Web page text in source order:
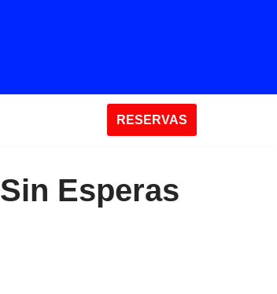
RESERVAS
Sin Esperas